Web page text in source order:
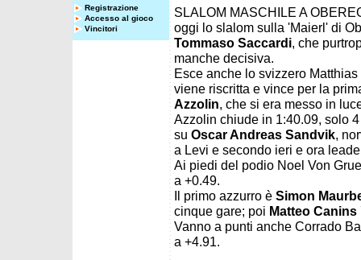
Registrazione
Accesso al gioco
Vincitori
SLALOM MASCHILE A
oggi lo slalom sulla 'Maierl' di
Tommaso Saccardi, che
manche decisiva.
Esce anche lo svizzero
viene riscritta e vince per la
Azzolin, che si era messo in
Azzolin chiude in 1:40.09, solo
su Oscar Andreas Sandvik,
a Levi e secondo ieri e ora
Ai piedi del podio Noel Von
a +0.49.
Il primo azzurro è Simon
cinque gare; poi Matteo Canins
Vanno a punti anche Corrado
a +4.91.